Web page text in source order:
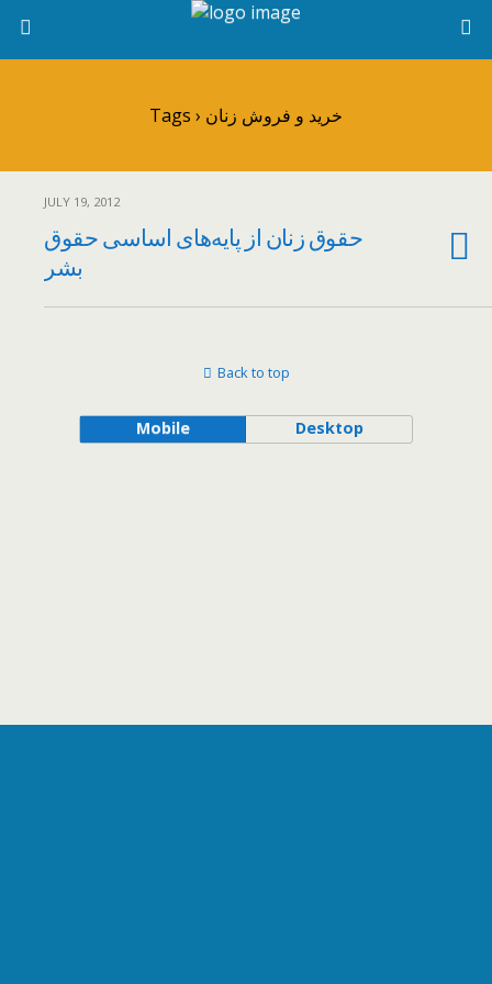
Tags › خرید و فروش زنان
JULY 19, 2012
حقوق زنان از پایه‌های اساسی حقوق
بشر
Back to top
Mobile Desktop